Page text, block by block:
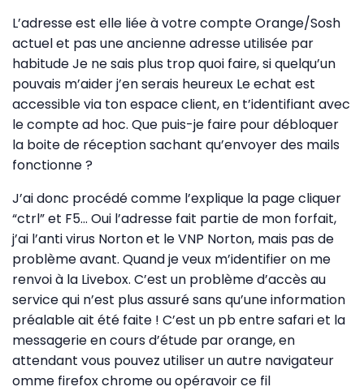
L’adresse est elle liée à votre compte Orange/Sosh
actuel et pas une ancienne adresse utilisée par
habitude Je ne sais plus trop quoi faire, si quelqu’un
pouvais m’aider j’en serais heureux Le echat est
accessible via ton espace client, en t’identifiant avec
le compte ad hoc. Que puis-je faire pour débloquer
la boite de réception sachant qu’envoyer des mails
fonctionne ?
J’ai donc procédé comme l’explique la page cliquer
“ctrl” et F5… Oui l’adresse fait partie de mon forfait,
j’ai l’anti virus Norton et le VNP Norton, mais pas de
problème avant. Quand je veux m’identifier on me
renvoi à la Livebox. C’est un problème d’accès au
service qui n’est plus assuré sans qu’une information
préalable ait été faite ! C’est un pb entre safari et la
messagerie en cours d’étude par orange, en
attendant vous pouvez utiliser un autre navigateur
omme firefox chrome ou opéravoir ce fil